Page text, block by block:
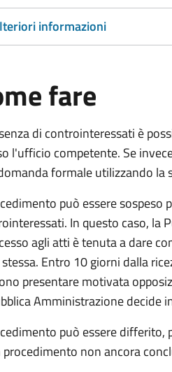
informazioni
fare
di controinteressati è
l'ufficio competente. Se
formale utilizzando la
può essere
In questo caso, la
agli atti è tenuta a dare
Entro 10 giorni dalla
presentare motivata
Amministrazione decide
può essere
procedimento non ancora